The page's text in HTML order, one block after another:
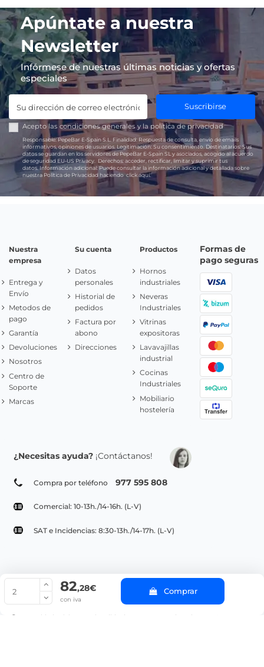
82,28€
con iva
Comprar
La cantidad mínima en el pedido de compra para el producto es 2.
Apúntate a nuestra
Newsletter
Infórmese de nuestras últimas noticias y ofertas
especiales
Suscribirse
Acepto las condiciones generales y lapolítica de privacidad
Responsable:PepeBar E-Spain S.L. Finalidad: Respuesta de consulta, envío de emails
informativos, opiniones de usuarios. Legitimación: Su consentimiento. Destinatarios:Sus
datos se guardan en los servidores de PepeBar E-Spain SL y asociados, acogido al acuerdo
de seguridad EU-US Privacy.
Derechos: acceder, rectificar, limitar y suprimir tus
datos.Información adicional:Puede consultar la información adicional y detallada sobre
nuestra Política de Privacidad haciendoclick aquí.
Nuestra
empresa
Entrega y
Envío
Metodos de
pago
Garantía
Devoluciones
Nosotros
Centro de
Soporte
Marcas
Su cuenta
Datos
personales
Historial de
pedidos
Factura por
abono
Direcciones
Productos
Hornos
industriales
Neveras
Industriales
Vitrinas
expositoras
Lavavajillas
industrial
Cocinas
Industriales
Mobiliario
hostelería
Formas de
pago seguras
¿Necesitas ayuda? ¡Contáctanos!
Compra por teléfono 977 595 808
Comercial: 10-13h./14-16h. (L-V)
SAT e Incidencias: 8:30-13h./14-17h. (L-V)
© Copyright 2022 PepeBar.com |
Aviso legal y
Condiciones generales de compra |
Blog